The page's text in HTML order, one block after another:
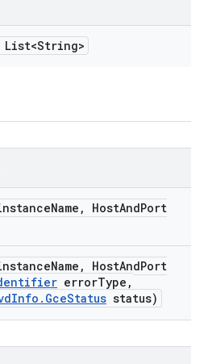
Name , HostAndPort
Name , HostAndPort
errorType ,
Info . GceStatus status)